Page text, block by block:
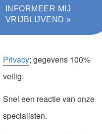
Privacy; gegevens 100%
veilig.
Snel een reactie van onze
specialisten.